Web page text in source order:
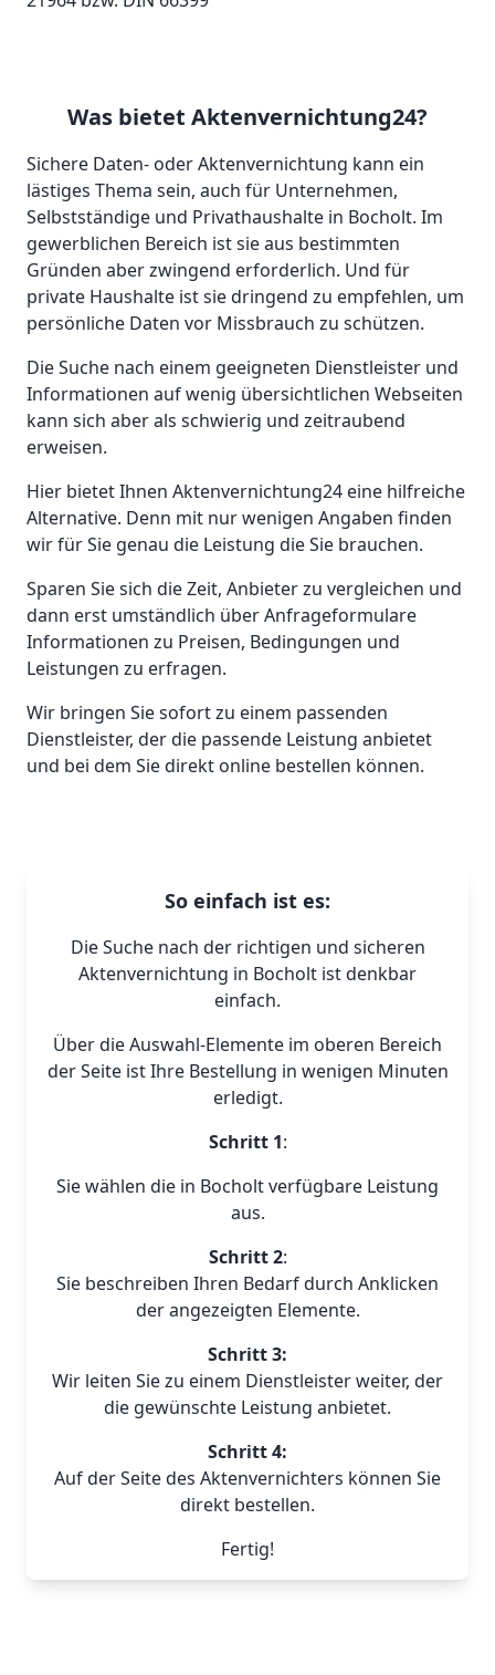
Was bietet Aktenvernichtung24?
Sichere Daten- oder Aktenvernichtung kann ein
lästiges Thema sein, auch für Unternehmen,
Selbstständige und Privathaushalte in Bocholt. Im
gewerblichen Bereich ist sie aus bestimmten
Gründen aber zwingend erforderlich. Und für
private Haushalte ist sie dringend zu empfehlen, um
persönliche Daten vor Missbrauch zu schützen.
Die Suche nach einem geeigneten Dienstleister und
Informationen auf wenig übersichtlichen Webseiten
kann sich aber als schwierig und zeitraubend
erweisen.
Hier bietet Ihnen Aktenvernichtung24 eine hilfreiche
Alternative. Denn mit nur wenigen Angaben finden
wir für Sie genau die Leistung die Sie brauchen.
Sparen Sie sich die Zeit, Anbieter zu vergleichen und
dann erst umständlich über Anfrageformulare
Informationen zu Preisen, Bedingungen und
Leistungen zu erfragen.
Wir bringen Sie sofort zu einem passenden
Dienstleister, der die passende Leistung anbietet
und bei dem Sie direkt online bestellen können.
So einfach ist es:
Die Suche nach der richtigen und sicheren
Aktenvernichtung in Bocholt ist denkbar
einfach.
Über die Auswahl-Elemente im oberen Bereich
der Seite ist Ihre Bestellung in wenigen Minuten
erledigt.
Schritt 1:
Sie wählen die in Bocholt verfügbare Leistung
aus.
Schritt 2:
Sie beschreiben Ihren Bedarf durch Anklicken
der angezeigten Elemente.
Schritt 3:
Wir leiten Sie zu einem Dienstleister weiter, der
die gewünschte Leistung anbietet.
Schritt 4:
Auf der Seite des Aktenvernichters können Sie
direkt bestellen.
Fertig!